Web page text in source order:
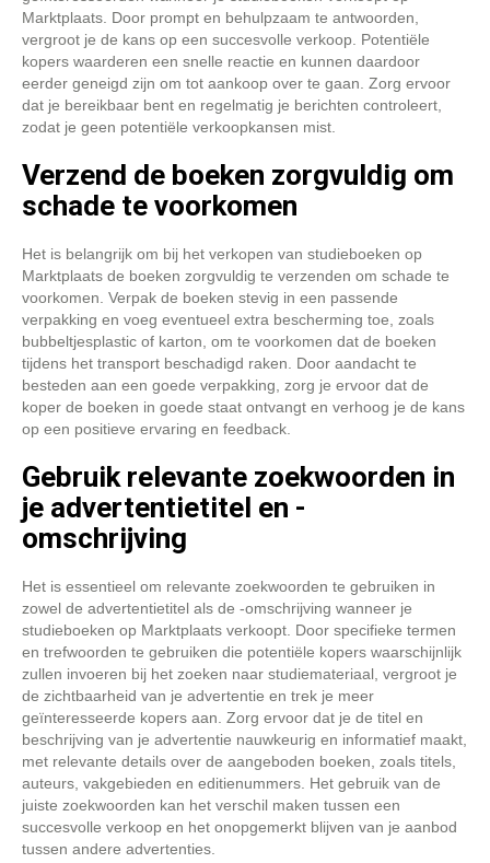
Marktplaats. Door prompt en behulpzaam te antwoorden,
vergroot je de kans op een succesvolle verkoop. Potentiële
kopers waarderen een snelle reactie en kunnen daardoor
eerder geneigd zijn om tot aankoop over te gaan. Zorg ervoor
dat je bereikbaar bent en regelmatig je berichten controleert,
zodat je geen potentiële verkoopkansen mist.
Verzend de boeken zorgvuldig om
schade te voorkomen
Het is belangrijk om bij het verkopen van studieboeken op
Marktplaats de boeken zorgvuldig te verzenden om schade te
voorkomen. Verpak de boeken stevig in een passende
verpakking en voeg eventueel extra bescherming toe, zoals
bubbeltjesplastic of karton, om te voorkomen dat de boeken
tijdens het transport beschadigd raken. Door aandacht te
besteden aan een goede verpakking, zorg je ervoor dat de
koper de boeken in goede staat ontvangt en verhoog je de kans
op een positieve ervaring en feedback.
Gebruik relevante zoekwoorden in
je advertentietitel en -
omschrijving
Het is essentieel om relevante zoekwoorden te gebruiken in
zowel de advertentietitel als de -omschrijving wanneer je
studieboeken op Marktplaats verkoopt. Door specifieke termen
en trefwoorden te gebruiken die potentiële kopers waarschijnlijk
zullen invoeren bij het zoeken naar studiemateriaal, vergroot je
de zichtbaarheid van je advertentie en trek je meer
geïnteresseerde kopers aan. Zorg ervoor dat je de titel en
beschrijving van je advertentie nauwkeurig en informatief maakt,
met relevante details over de aangeboden boeken, zoals titels,
auteurs, vakgebieden en editienummers. Het gebruik van de
juiste zoekwoorden kan het verschil maken tussen een
succesvolle verkoop en het onopgemerkt blijven van je aanbod
tussen andere advertenties.